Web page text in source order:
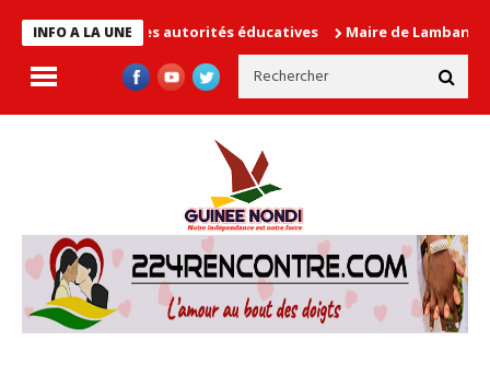
INFO A LA UNE
éducatives Maire de Lambanyi : Baba Alimou Barry